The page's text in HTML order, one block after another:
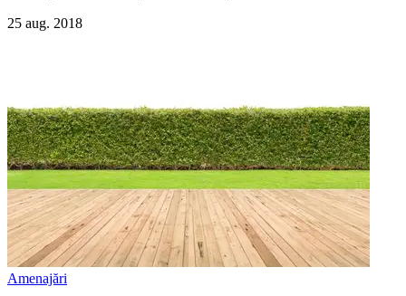
25 aug. 2018
Amenajări